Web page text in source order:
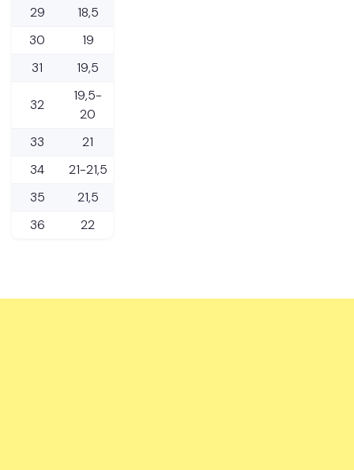
29
18,5
30
19
31
19,5
32
19,5-
20
33
21
34
21-21,5
35
21,5
36
22